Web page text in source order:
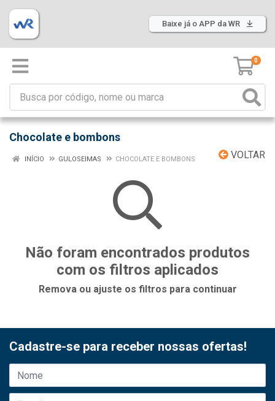
Baixe já o APP da WR
0
Chocolate e bombons
VOLTAR
INÍCIO GULOSEIMAS CHOCOLATE E BOMBONS
Não foram encontrados produtos
com os filtros aplicados
Remova ou ajuste os filtros para continuar
Cadastre-se para receber nossas ofertas!